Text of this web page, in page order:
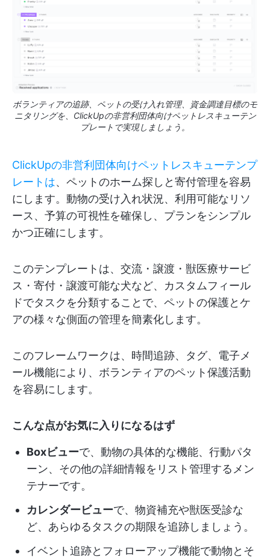
ボランティアの追跡、ペットの受け入れ管理、資金調達目標のモ
ニタリングを、ClickUpの非営利団体向けペットレスキューテン
プレートで実現しましょう。
ClickUpの非営利団体向けペットレスキューテンプ
レートは、ペットのホーム探しと寄付管理を容易
にします。動物の受け入れ状況、利用可能なリソ
ース、予算の可視性を確保し、プランをシンプル
かつ正確にします。
このテンプレートは、交流・譲渡・獣医療サービ
ス・寄付・譲渡可能な犬など、カスタムフィール
ドでタスクを分類することで、ペットの保護とケ
アの様々な側面の管理を簡素化します。
このフレームワークは、時間追跡、タグ、電子メ
ール機能により、ボランティアのペット保護活動
を容易にします。
こんな点がお気に入りになるはず
Boxビューで、動物の具体的な機能、行動パタ
ーン、その他の詳細情報をリスト管理するメン
テナーです。
カレンダービューで、物資補充や獣医受診な
ど、あらゆるタスクの期限を追跡しましょう。
イベント追跡とフォローアップ機能で動物とそ